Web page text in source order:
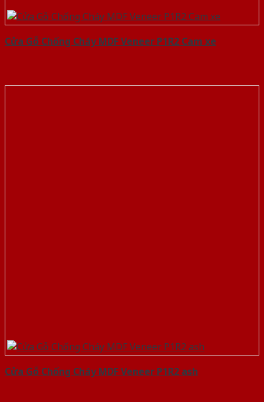
Cửa Gỗ Chống Cháy MDF Veneer P1R2 Cam xe
Cửa Gỗ Chống Cháy MDF Veneer P1R2 ash